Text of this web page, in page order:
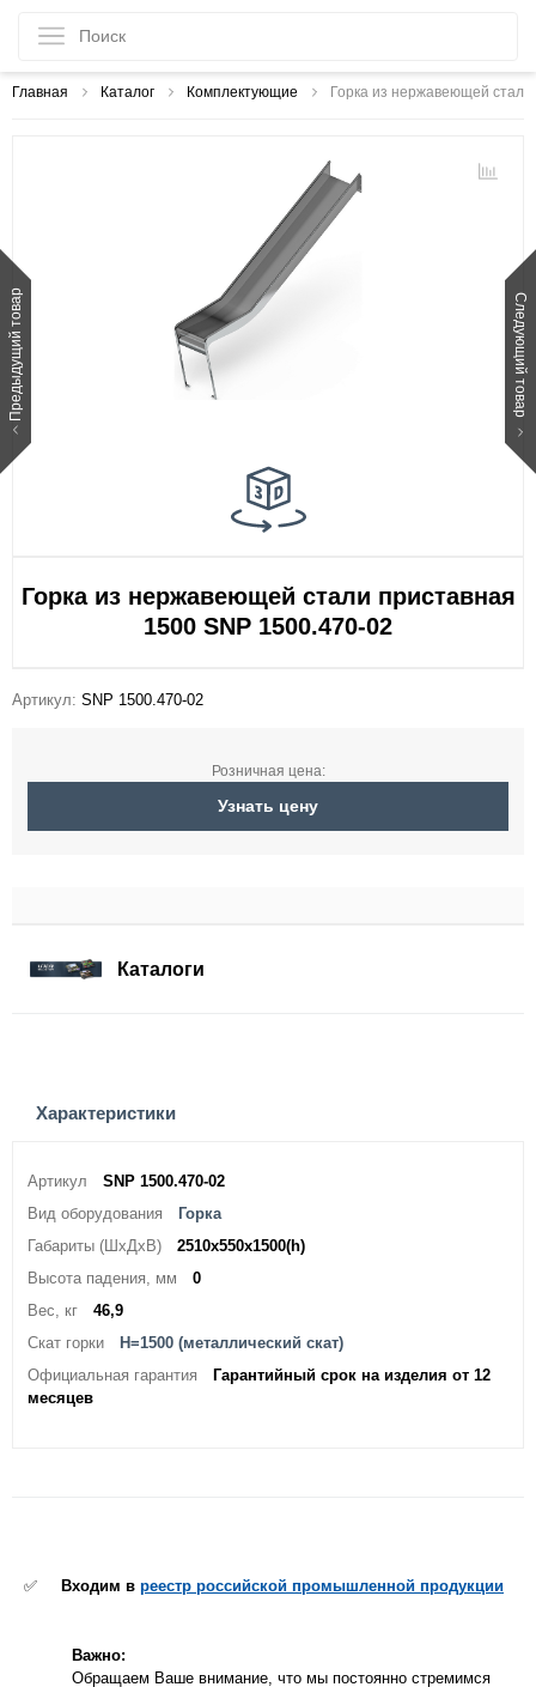
Главная Каталог Комплектующие Горка из нержавеющей
Предыдущий товар Следующий товар
Горка из нержавеющей стали приставная
1500 SNP 1500.470-02
Артикул: SNP 1500.470-02
Розничная цена:
Узнать цену
Каталоги
Характеристики
Артикул
SNP 1500.470-02
Вид оборудования
Горка
Габариты (ШхДхВ)
2510х550х1500(h)
Высота падения, мм
0
Вес, кг
46,9
Скат горки
H=1500 (металлический скат)
Официальная гарантия
Гарантийный срок на изделия от 12
месяцев
✅ Входим в реестр российской промышленной продукции
Важно:
Обращаем Ваше внимание, что мы постоянно стремимся